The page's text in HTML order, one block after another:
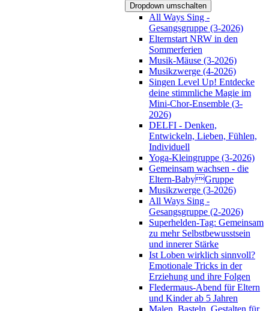
Dropdown umschalten
All Ways Sing -
Gesangsgruppe (3-2026)
Elternstart NRW in den
Sommerferien
Musik-Mäuse (3-2026)
Musikzwerge (4-2026)
Singen Level Up! Entdecke
deine stimmliche Magie im
Mini-Chor-Ensemble (3-
2026)
DELFI - Denken,
Entwickeln, Lieben, Fühlen,
Individuell
Yoga-Kleingruppe (3-2026)
Gemeinsam wachsen - die
Eltern-BabyGruppe
Musikzwerge (3-2026)
All Ways Sing -
Gesangsgruppe (2-2026)
Superhelden-Tag: Gemeinsam
zu mehr Selbstbewusstsein
und innerer Stärke
Ist Loben wirklich sinnvoll?
Emotionale Tricks in der
Erziehung und ihre Folgen
Fledermaus-Abend für Eltern
und Kinder ab 5 Jahren
Malen, Basteln, Gestalten für